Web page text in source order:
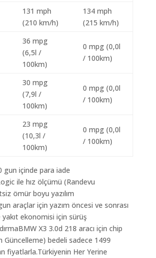
131 mph
(210 km/h)
134 mph
(215 km/h)
36 mpg
(6,5l /
100km)
0 mpg (0,0l
/ 100km)
30 mpg
(7,9l /
100km)
0 mpg (0,0l
/ 100km)
23 mpg
(10,3l /
100km)
0 mpg (0,0l
/ 100km)
gun içinde para iade
ile hız ölçümü (Randevu
ömür boyu yazılım
araçlar için yazım öncesi ve sonrası
ekonomisi için sürüş
X3 3.0d 218 aracı için chip
Güncelleme) bedeli sadece 1499
fiyatlarla.Türkiyenin Her Yerine